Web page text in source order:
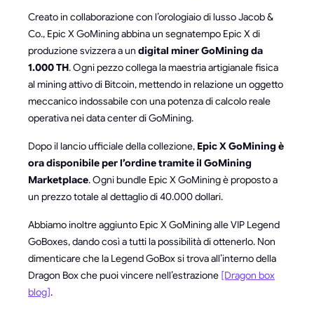
Creato in collaborazione con l’orologiaio di lusso Jacob &
Co., Epic X GoMining abbina un segnatempo Epic X di
produzione svizzera a un digital miner GoMining da
1.000 TH. Ogni pezzo collega la maestria artigianale fisica
al mining attivo di Bitcoin, mettendo in relazione un oggetto
meccanico indossabile con una potenza di calcolo reale
operativa nei data center di GoMining.
Dopo il lancio ufficiale della collezione, Epic X GoMining è
ora disponibile per l’ordine tramite il GoMining
Marketplace. Ogni bundle Epic X GoMining è proposto a
un prezzo totale al dettaglio di 40.000 dollari.
Abbiamo inoltre aggiunto Epic X GoMining alle VIP Legend
GoBoxes, dando così a tutti la possibilità di ottenerlo. Non
dimenticare che la Legend GoBox si trova all’interno della
Dragon Box che puoi vincere nell’estrazione [Dragon box
blog].